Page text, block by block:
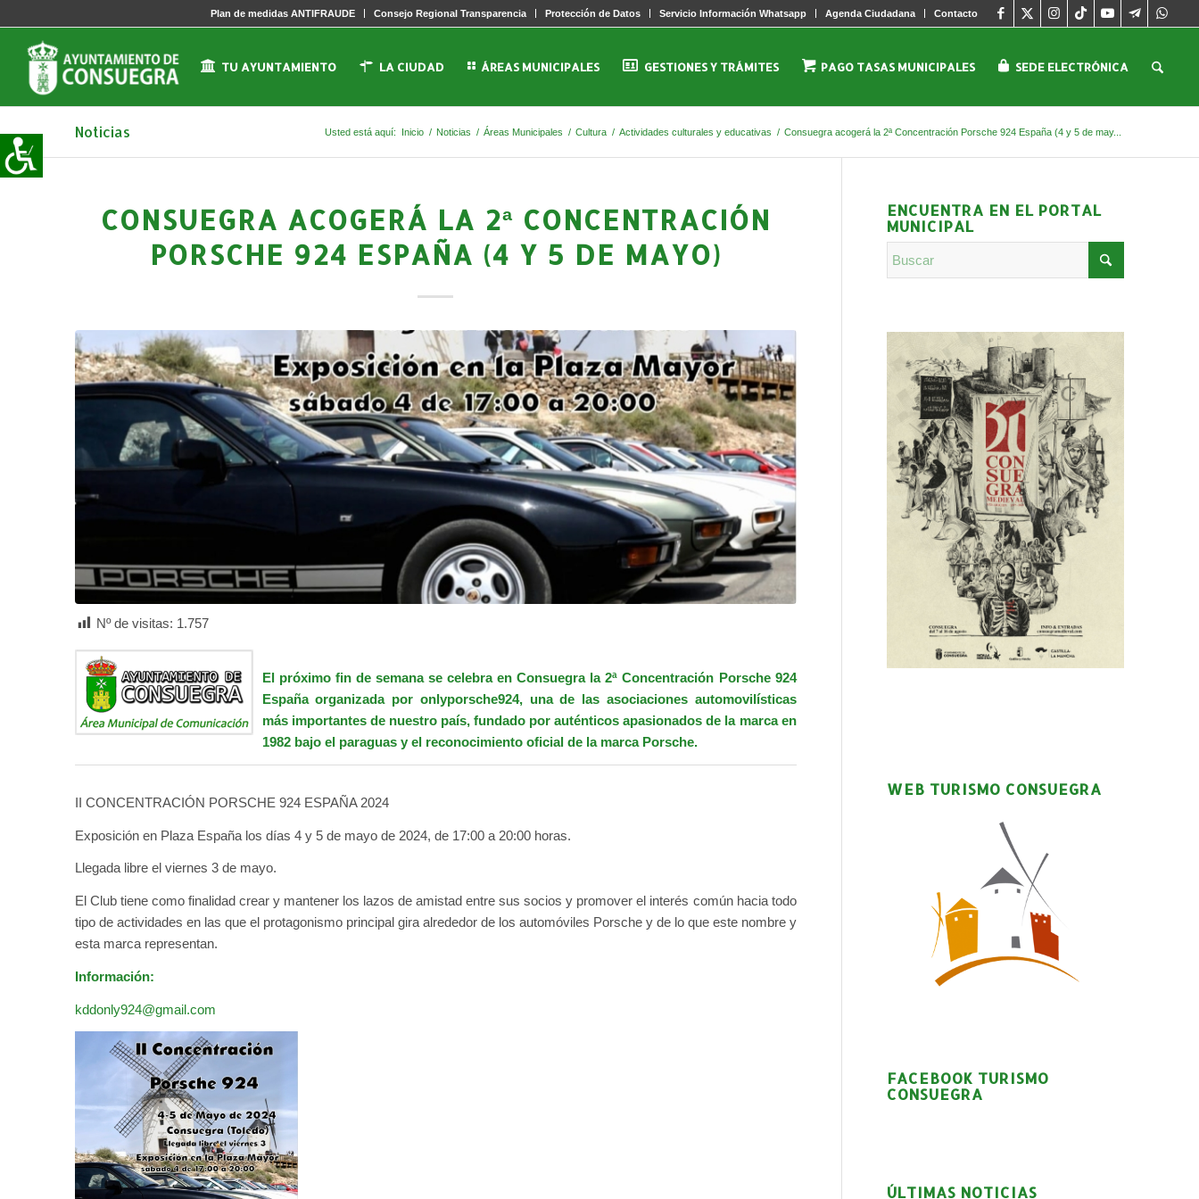
Plan de medidas ANTIFRAUDE Consejo Regional Transparencia Protección de Datos Servicio Información Whatsapp Agenda Ciudadana Contacto
TU AYUNTAMIENTO LA CIUDAD ÁREAS MUNICIPALES GESTIONES Y TRÁMITES PAGO TASAS MUNICIPALES SEDE ELECTRÓNICA
Noticias Usted está aquí: Inicio / Noticias / Áreas Municipales / Cultura / Actividades culturales y educativas / Consuegra acogerá la 2ª Concentración Porsche 924 España (4 y 5 de may...
CONSUEGRA ACOGERÁ LA 2ª CONCENTRACIÓN
PORSCHE 924 ESPAÑA (4 Y 5 DE MAYO)
Nº de visitas: 1.757
El próximo fin de semana se celebra en Consuegra la 2ª Concentración Porsche 924
España organizada por onlyporsche924, una de las asociaciones automovilísticas
más importantes de nuestro país, fundado por auténticos apasionados de la marca en
1982 bajo el paraguas y el reconocimiento oficial de la marca Porsche.
II CONCENTRACIÓN PORSCHE 924 ESPAÑA 2024
Exposición en Plaza España los días 4 y 5 de mayo de 2024, de 17:00 a 20:00 horas.
Llegada libre el viernes 3 de mayo.
El Club tiene como finalidad crear y mantener los lazos de amistad entre sus socios y promover el interés común hacia todo
tipo de actividades en las que el protagonismo principal gira alrededor de los automóviles Porsche y de lo que este nombre y
esta marca representan.
Información:
kddonly924@gmail.com
ENCUENTRA EN EL PORTAL
MUNICIPAL
WEB TURISMO CONSUEGRA
FACEBOOK TURISMO
CONSUEGRA
ÚLTIMAS NOTICIAS